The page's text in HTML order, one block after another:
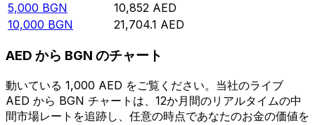
5,000 BGN 10,852 AED
10,000 BGN 21,704.1 AED
AED から BGN のチャート
動いている 1,000 AED をご覧ください。当社のライブ
AED から BGN チャートは、12か月間のリアルタイムの中
間市場レートを追跡し、任意の時点であなたのお金の価値を